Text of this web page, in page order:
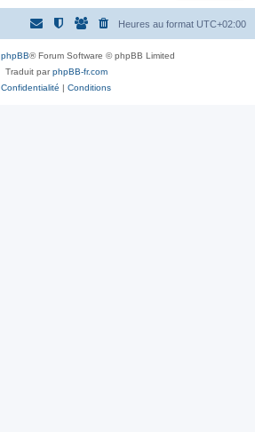
Heures au format UTC+02:00
phpBB® Forum Software © phpBB Limited
Traduit parphpBB-fr.com
Confidentialité | Conditions